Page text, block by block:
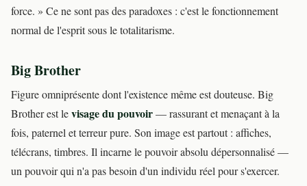
force. » Ce ne sont pas des paradoxes : c'est le fonctionnement
normal de l'esprit sous le totalitarisme.
Big Brother
Figure omniprésente dont l'existence même est douteuse. Big
Brother est levisage du pouvoir— rassurant et menaçant à la
fois, paternel et terreur pure. Son image est partout : affiches,
télécrans, timbres. Il incarne le pouvoir absolu dépersonnalisé —
un pouvoir qui n'a pas besoin d'un individu réel pour s'exercer.